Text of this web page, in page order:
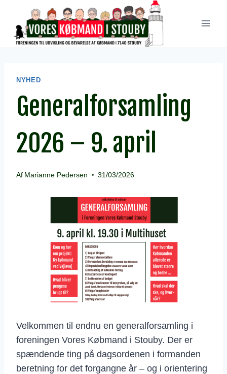
indhold
NYHED
Generalforsamling
2026 – 9. april
Af Marianne Pedersen 31/03/2026
Velkommen til endnu en generalforsamling i
foreningen Vores Købmand i Stouby. Der er
spændende ting på dagsordenen i formanden
beretning for det forgangne år – og i orientering